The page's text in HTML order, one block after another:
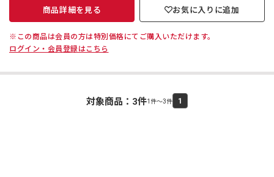
商品詳細を見る お気に入りに追加
※この商品は会員の方は特別価格にてご購入いただけます。
ログイン・会員登録はこちら
対象商品： 3件1件～3件 1